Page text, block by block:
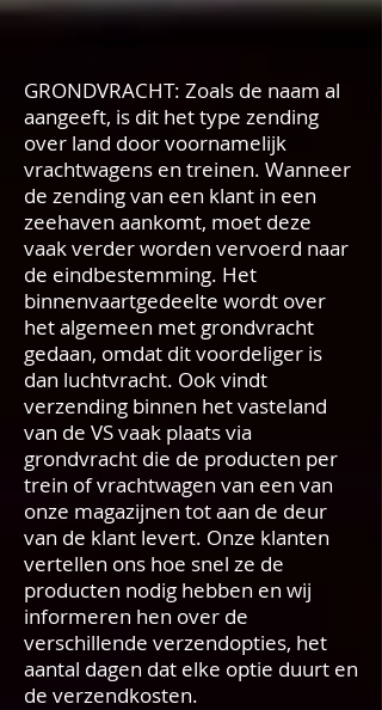
GRONDVRACHT: Zoals de naam al
aangeeft, is dit het type zending
over land door voornamelijk
vrachtwagens en treinen. Wanneer
de zending van een klant in een
zeehaven aankomt, moet deze
vaak verder worden vervoerd naar
de eindbestemming. Het
binnenvaartgedeelte wordt over
het algemeen met grondvracht
gedaan, omdat dit voordeliger is
dan luchtvracht. Ook vindt
verzending binnen het vasteland
van de VS vaak plaats via
grondvracht die de producten per
trein of vrachtwagen van een van
onze magazijnen tot aan de deur
van de klant levert. Onze klanten
vertellen ons hoe snel ze de
producten nodig hebben en wij
informeren hen over de
verschillende verzendopties, het
aantal dagen dat elke optie duurt en
de verzendkosten.